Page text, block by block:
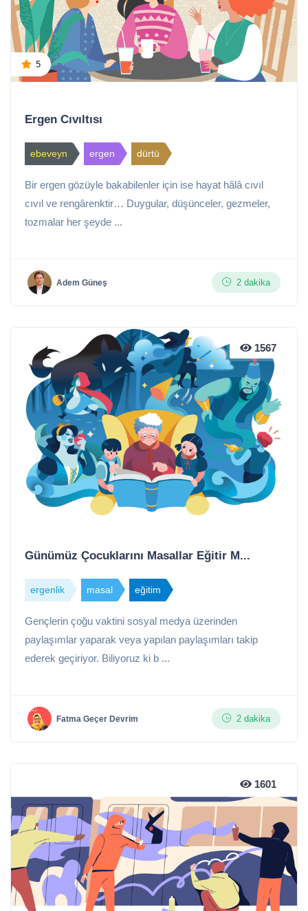
5
Ergen Cıvıltısı
ebeveyn ergen dürtü
Bir ergen gözüyle bakabilenler için ise hayat hâlâ cıvıl
cıvıl ve rengârenktir… Duygular, düşünceler, gezmeler,
tozmalar her şeyde ...
Adem Güneş 2 dakika
1567
Günümüz Çocuklarını Masallar Eğitir M...
ergenlik masal eğitim
Gençlerin çoğu vaktini sosyal medya üzerinden
paylaşımlar yaparak veya yapılan paylaşımları takip
ederek geçiriyor. Biliyoruz ki b ...
Fatma Geçer Devrim 2 dakika
1601